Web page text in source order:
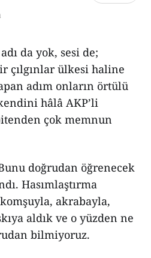
da yok, sesi de;
çılgınlar ülkesi haline
adım onların örtülü
hâlâ AKP’li
çok memnun
doğrudan öğrenecek
Hasımlaştırma
akrabayla,
aldık ve o yüzden ne
bilmiyoruz.